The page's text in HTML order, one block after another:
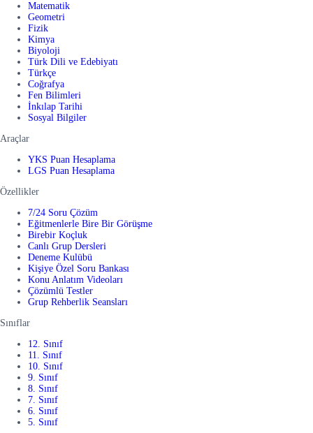
Matematik
Geometri
Fizik
Kimya
Biyoloji
Türk Dili ve Edebiyatı
Türkçe
Coğrafya
Fen Bilimleri
İnkılap Tarihi
Sosyal Bilgiler
Araçlar
YKS Puan Hesaplama
LGS Puan Hesaplama
Özellikler
7/24 Soru Çözüm
Eğitmenlerle Bire Bir Görüşme
Birebir Koçluk
Canlı Grup Dersleri
Deneme Kulübü
Kişiye Özel Soru Bankası
Konu Anlatım Videoları
Çözümlü Testler
Grup Rehberlik Seansları
Sınıflar
12. Sınıf
11. Sınıf
10. Sınıf
9. Sınıf
8. Sınıf
7. Sınıf
6. Sınıf
5. Sınıf